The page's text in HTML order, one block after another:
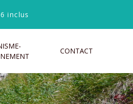
inclus
CONTACT